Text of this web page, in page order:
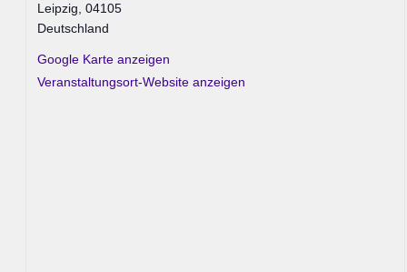
Leipzig, 04105
Deutschland
Google Karte anzeigen
Veranstaltungsort-Website anzeigen